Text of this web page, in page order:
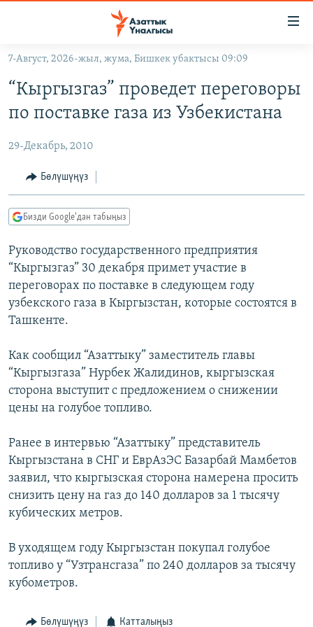
Навигацияга
өтүңүз
Издөөгө
салыңыз
КЫРГЫЗСТАН
САЯСАТ
ЭКОНОМИКА
ДҮЙНӨ
БОРБОР АЗИЯ
УКРАИНА
АТАЙЫН ИЛИКТӨӨ
БҮГҮН АЗАТТЫКТА
ЭКСПЕРТТЕР ТАЛДАЙТ
БИЗ ЖАНА ДҮЙНӨ
ДАНИСТЕ
ЭЖЕ-СИҢДИЛЕР
АЗАТТЫК+
ЫҢГАЙСЫЗ СУРООЛОР
ПОДКАСТ
ӨЗГӨЧӨ ПИКИР
Русский
ОНЛАЙН ШЕРИНЕ
7-Август, 2026-жыл, жума, Бишкек убактысы 09:09
“Кыргызгаз” проведет переговоры
по поставке газа из Узбекистана
29-Декабрь, 2010
Бөлүшүңүз
Бизди Google'дан табыңыз
Руководство государственного предприятия
“Кыргызгаз” 30 декабря примет участие в
переговорах по поставке в следующем году
узбекского газа в Кыргызстан, которые состоятся в
Ташкенте.
Как сообщил “Азаттыку” заместитель главы
“Кыргызгаза” Нурбек Жалидинов, кыргызская
сторона выступит с предложением о снижении
цены на голубое топливо.
Ранее в интервью “Азаттыку” представитель
Кыргызстана в СНГ и ЕврАзЭС Базарбай Мамбетов
заявил, что кыргызская сторона намерена просить
снизить цену на газ до 140 долларов за 1 тысячу
кубических метров.
В уходящем году Кыргызстан покупал голубое
топливо у “Узтрансгаза” по 240 долларов за тысячу
кубометров.
Бөлүшүңүз Катталыңыз